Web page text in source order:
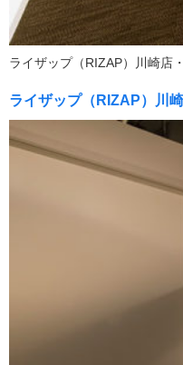
ライザップ（RIZAP）川崎店
ライザップ（RIZAP）川